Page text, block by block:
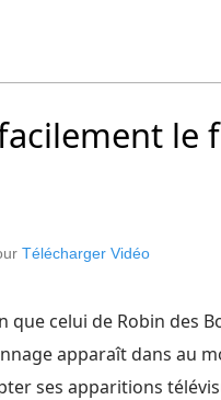
le
Télécharger Vidéo
celui de Robin des
apparaît dans au
ses apparitions